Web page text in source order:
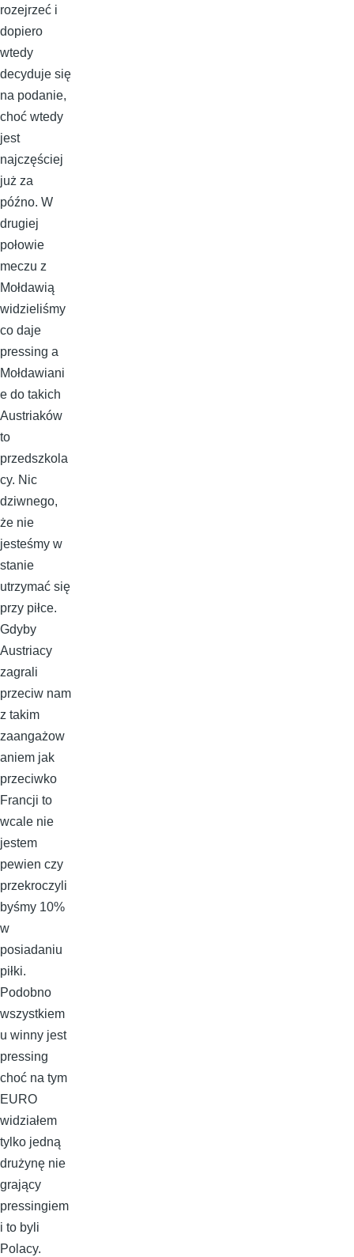
rozejrzeć i
dopiero
wtedy
decyduje się
na podanie,
choć wtedy
jest
najczęściej
już za
późno. W
drugiej
połowie
meczu z
Mołdawią
widzieliśmy
co daje
pressing a
Mołdawiani
e do takich
Austriaków
to
przedszkola
cy. Nic
dziwnego,
że nie
jesteśmy w
stanie
utrzymać się
przy piłce.
Gdyby
Austriacy
zagrali
przeciw nam
z takim
zaangażow
aniem jak
przeciwko
Francji to
wcale nie
jestem
pewien czy
przekroczyli
byśmy 10%
w
posiadaniu
piłki.
Podobno
wszystkiem
u winny jest
pressing
choć na tym
EURO
widziałem
tylko jedną
drużynę nie
grający
pressingiem
i to byli
Polacy.